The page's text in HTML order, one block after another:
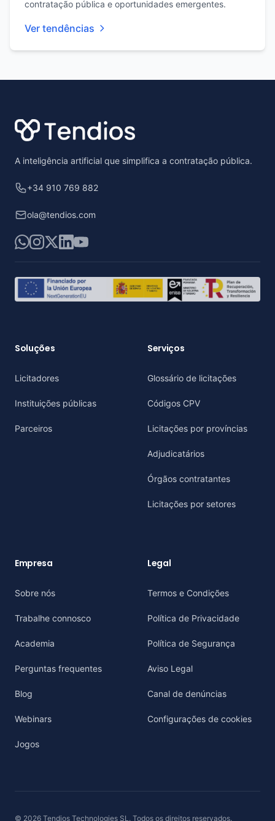
contratação pública e oportunidades emergentes.
Ver tendências
A inteligência artificial que simplifica a contratação pública.
+34 910 769 882
ola@tendios.com
WhatsApp
Instagram
X LinkedIn
YouTube
Soluções
Licitadores
Instituições públicas
Parceiros
Serviços
Glossário de licitações
Códigos CPV
Licitações por províncias
Adjudicatários
Órgãos contratantes
Licitações por setores
Empresa
Sobre nós
Trabalhe connosco
Academia
Perguntas frequentes
Blog
Webinars
Jogos
Legal
Termos e Condições
Política de Privacidade
Política de Segurança
Aviso Legal
Canal de denúncias
Configurações de cookies
© 2026 Tendios Technologies SL. Todos os direitos reservados.